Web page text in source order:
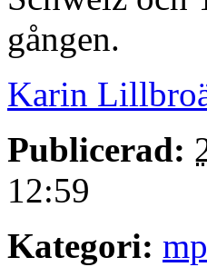
gången.
Karin
Publicerad:
12:59
Kategori: